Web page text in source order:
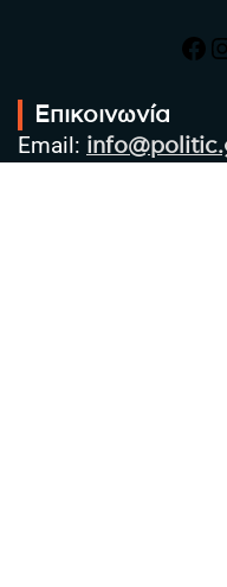
Επικοινωνία
Email: